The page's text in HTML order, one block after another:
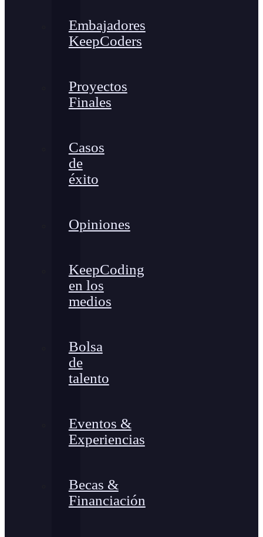
Embajadores
KeepCoders
Proyectos
Finales
Casos
de
éxito
Opiniones
KeepCoding
en los
medios
Bolsa
de
talento
Eventos &
Experiencias
Becas &
Financiación